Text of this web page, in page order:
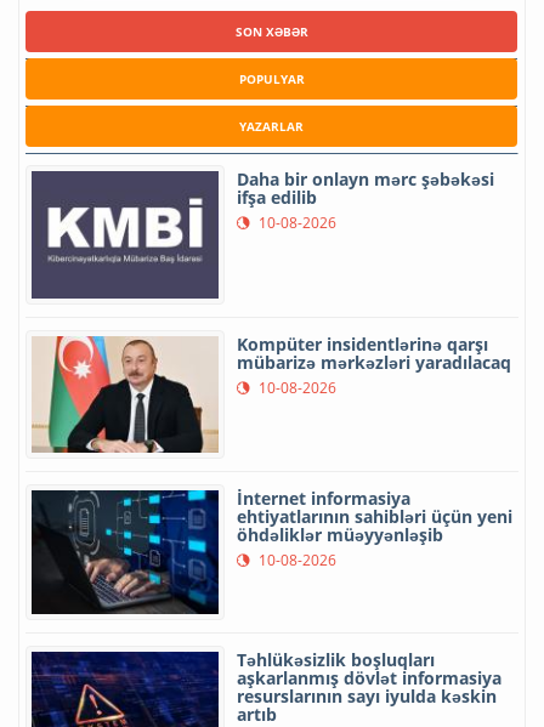
SON XƏBƏR
POPULYAR
YAZARLAR
Daha bir onlayn mərc şəbəkəsi
ifşa edilib
10-08-2026
Kompüter insidentlərinə qarşı
mübarizə mərkəzləri yaradılacaq
10-08-2026
İnternet informasiya
ehtiyatlarının sahibləri üçün yeni
öhdəliklər müəyyənləşib
10-08-2026
Təhlükəsizlik boşluqları
aşkarlanmış dövlət informasiya
resurslarının sayı iyulda kəskin
artıb